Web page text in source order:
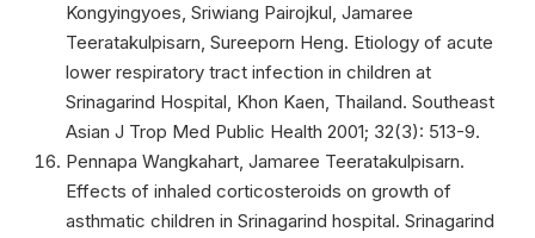
Kongyingyoes, Sriwiang Pairojkul, Jamaree
Teeratakulpisarn, Sureeporn Heng. Etiology of acute
lower respiratory tract infection in children at
Srinagarind Hospital, Khon Kaen, Thailand. Southeast
Asian J Trop Med Public Health 2001; 32(3): 513-9.
Pennapa Wangkahart, Jamaree Teeratakulpisarn.
Effects of inhaled corticosteroids on growth of
asthmatic children in Srinagarind hospital. Srinagarind